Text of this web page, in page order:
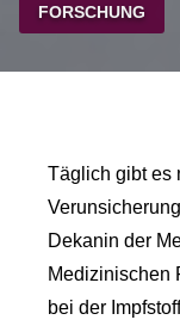
FORSCHUNG
Täglich gibt es
Dekanin der
Medizinischen
bei der